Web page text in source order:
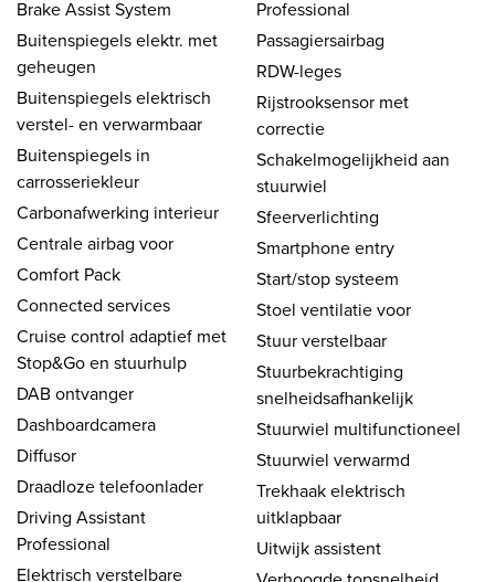
Brake Assist System
Buitenspiegels elektr. met
geheugen
Buitenspiegels elektrisch
verstel- en verwarmbaar
Buitenspiegels in
carrosseriekleur
Carbonafwerking interieur
Centrale airbag voor
Comfort Pack
Connected services
Cruise control adaptief met
Stop&Go en stuurhulp
DAB ontvanger
Dashboardcamera
Diffusor
Draadloze telefoonlader
Driving Assistant
Professional
Elektrisch verstelbare
Professional
Passagiersairbag
RDW-leges
Rijstrooksensor met
correctie
Schakelmogelijkheid aan
stuurwiel
Sfeerverlichting
Smartphone entry
Start/stop systeem
Stoel ventilatie voor
Stuur verstelbaar
Stuurbekrachtiging
snelheidsafhankelijk
Stuurwiel multifunctioneel
Stuurwiel verwarmd
Trekhaak elektrisch
uitklapbaar
Uitwijk assistent